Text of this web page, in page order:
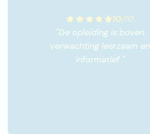
10/10
"De opleiding is boven
verwachting leerzaam en
informatief "